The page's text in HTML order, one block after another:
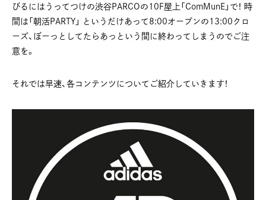
びるにはうってつけの渋谷PARCOの10F屋上「ComMunE」で！ 時
間は「朝活PARTY」 というだけあって8:00オープンの13:00クロ
ーズ、ぼーっとしてたらあっという間に終わってしまうのでご注
意を。
それでは早速、各コンテンツについてご紹介していきます！